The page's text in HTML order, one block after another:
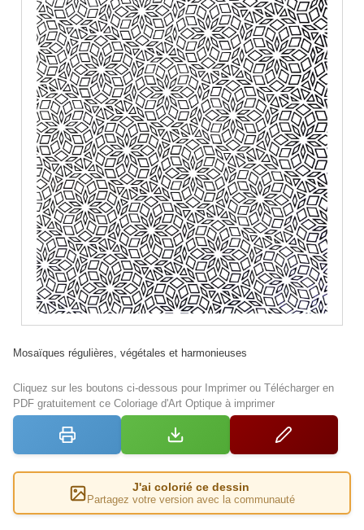
Mosaïques régulières, végétales et harmonieuses
Cliquez sur les boutons ci-dessous pour Imprimer ou Télécharger en
PDF gratuitement ce Coloriage d'Art Optique à imprimer
J'ai colorié ce dessin
Partagez votre version avec la communauté